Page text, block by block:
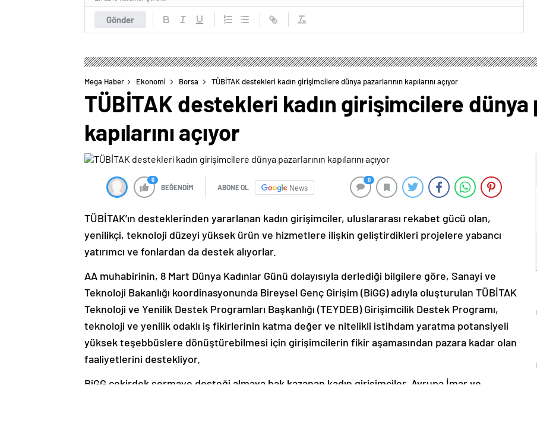
Gönder
Mega Haber Ekonomi Borsa TÜBİTAK destekleri kadın girişimcilere dünya pazarlarının kapılarını açıyor
TÜBİTAK destekleri kadın girişimcilere dünya
kapılarını açıyor
0
BEĞENDİM ABONE OL News
0
TÜBİTAK’ın desteklerinden yararlanan kadın girişimciler, uluslararası rekabet gücü olan,
yenilikçi, teknoloji düzeyi yüksek ürün ve hizmetlere ilişkin geliştirdikleri projelere yabancı
yatırımcı ve fonlardan da destek alıyorlar.
AA muhabirinin, 8 Mart Dünya Kadınlar Günü dolayısıyla derlediği bilgilere göre, Sanayi ve
Teknoloji Bakanlığı koordinasyonunda Bireysel Genç Girişim (BiGG) adıyla oluşturulan TÜBİTAK
Teknoloji ve Yenilik Destek Programları Başkanlığı (TEYDEB) Girişimcilik Destek Programı,
teknoloji ve yenilik odaklı iş fikirlerinin katma değer ve nitelikli istihdam yaratma potansiyeli
yüksek teşebbüslere dönüştürebilmesi için girişimcilerin fikir aşamasından pazara kadar olan
faaliyetlerini destekliyor.
BiGG çekirdek sermaye desteği almaya hak kazanan kadın girişimciler, Avrupa İmar ve